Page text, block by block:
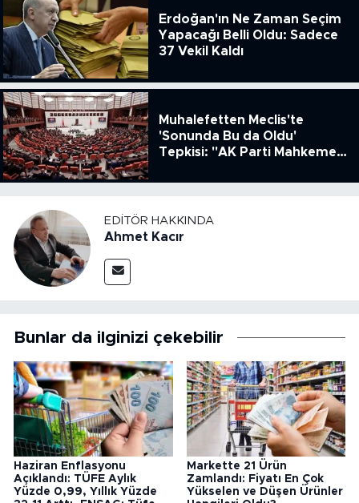
Erdoğan'ın Ne Zaman Seçim
Yapacağı Belli Oldu: Sadece
37 Vekil Kaldı
Muhalefetten Meclis'te
'Sonunda Bu da Oldu'
Tepkisi: "AK Parti Mahkeme
Kanun Çıkardı"
EDITÖR HAKKINDA
Ahmet Kacır
Bunlar da ilginizi çekebilir
Haziran Enflasyonu
Açıklandı: TÜFE Aylık
Yüzde 0,99, Yıllık Yüzde
Markette 21 Ürün
Zamlandı: Fiyatı En Çok
Yükselen ve Düşen Ürünler